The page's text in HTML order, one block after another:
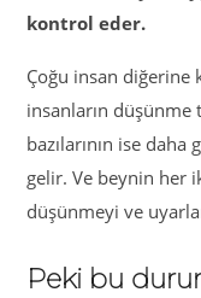
kontrol eder.
Çoğu insan diğerine
insanların düşünme
bazılarının ise
gelir. Ve beynin her
düşünmeyi ve
Peki bu